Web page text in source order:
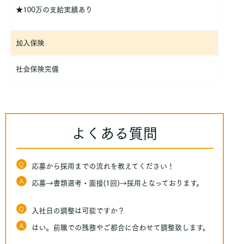
★100万の支給実績あり
加入保険
社会保険完備
よくある質問
Q 応募から採用までの流れを教えてください！
A 応募→書類選考・面接(1回)→採用となっております。
Q 入社日の調整は可能ですか？
A はい。前職での残務やご都合に合わせて調整致します。